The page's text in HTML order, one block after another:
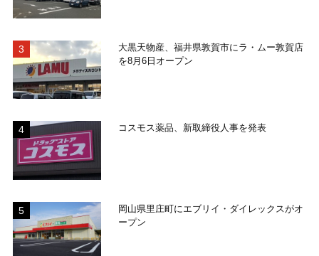
大黒天物産、福井県敦賀市にラ・ムー敦賀店
を8月6日オープン
コスモス薬品、新取締役人事を発表
岡山県里庄町にエブリイ・ダイレックスがオ
ープン